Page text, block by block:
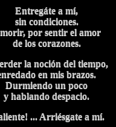
Entregáte a mí,
sin condiciones.
por sentir el amor
de los corazones.
la noción del tiempo,
en mis brazos.
Durmiendo un poco
y hablando despacio.
... Arriésgate a mí.